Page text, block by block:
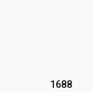
1688